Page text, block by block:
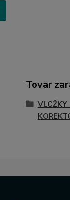
Tovar
VLOŽKY